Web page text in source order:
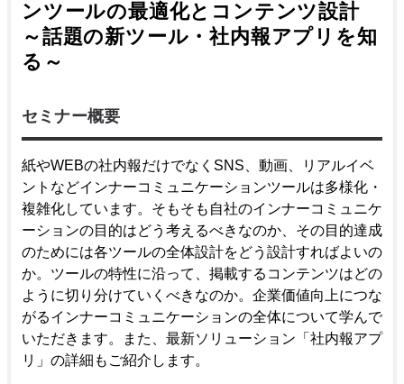
ンツールの最適化とコンテンツ設計
～話題の新ツール・社内報アプリを知
る～
セミナー概要
紙やWEBの社内報だけでなくSNS、動画、リアルイベ
ントなどインナーコミュニケーションツールは多様化・
複雑化しています。そもそも自社のインナーコミュニケ
ーションの目的はどう考えるべきなのか、その目的達成
のためには各ツールの全体設計をどう設計すればよいの
か。ツールの特性に沿って、掲載するコンテンツはどの
ように切り分けていくべきなのか。企業価値向上につな
がるインナーコミュニケーションの全体について学んで
いただきます。また、最新ソリューション「社内報アプ
リ」の詳細もご紹介します。